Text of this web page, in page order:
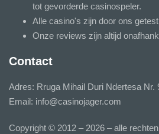
tot gevorderde casinospeler.
Alle casino's zijn door ons
Onze reviews zijn altijd
Contact
Adres: Rruga Mihail Duri Ndertesa Nr.
Email: info@casinojager.com
Copyright © 2012 – 2026 – alle